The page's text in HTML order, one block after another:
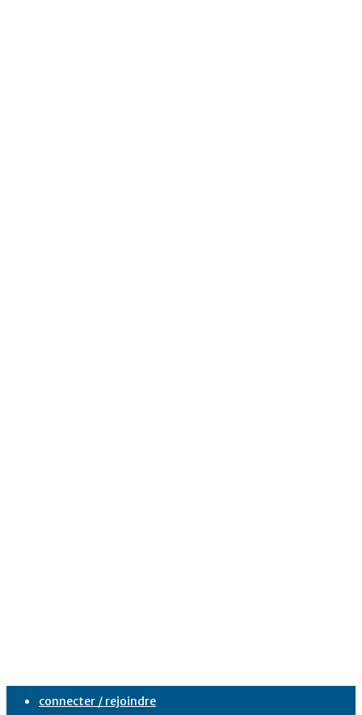
connecter / rejoindre